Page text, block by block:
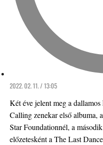
2022. 02. 11. / 13:05
Két éve jelent meg a
Calling zenekar első albuma,
Star Foundationnél, a
előzetesként a The Last